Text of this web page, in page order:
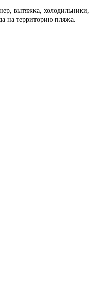
вытяжка, холодильники,
на территорию пляжа.